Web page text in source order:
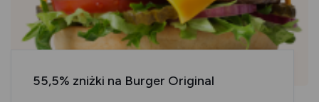
55,5% zniżki na Burger Original